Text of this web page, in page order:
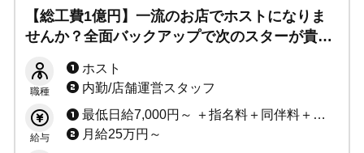
【総工費1億円】一流のお店でホストになりま
せんか？全面バックアップで次のスターが貴方
備！必要な待遇はすべて揃っています。
職種
ホスト
内勤/店舗運営スタッフ
給与
最低日給7,000円～ ＋指名料＋同伴料＋売上バック＋各種バック
月給25万円～